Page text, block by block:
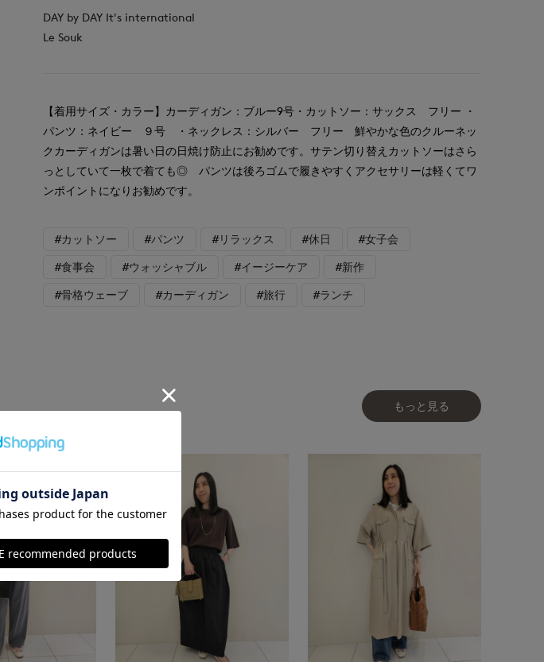
DAY by DAY It's international
Le Souk
【着用サイズ・カラー】カーディガン：ブルー9号・カットソー：サックス フリー ・
パンツ：ネイビー ９号 ・ネックレス：シルバー フリー 鮮やかな色のクルーネッ
クカーディガンは暑い日の日焼け防止にお勧めです。サテン切り替えカットソーはさら
っとしていて一枚で着ても◎ パンツは後ろゴムで履きやすくアクセサリーは軽くてワ
ンポイントになりお勧めです。
#カットソー #パンツ #リラックス #休日 #女子会
#食事会 #ウォッシャブル #イージーケア #新作
#骨格ウェーブ #カーディガン #旅行 #ランチ
もっと見る